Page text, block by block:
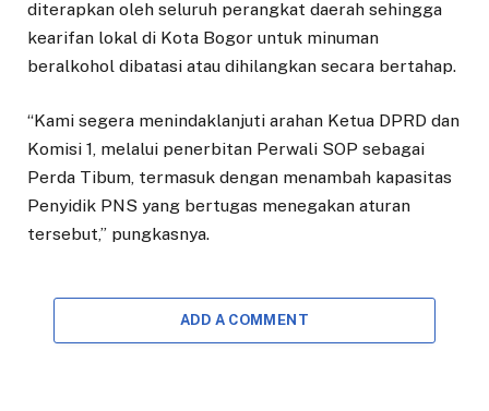
diterapkan oleh seluruh perangkat daerah sehingga
kearifan lokal di Kota Bogor untuk minuman
beralkohol dibatasi atau dihilangkan secara bertahap.
“Kami segera menindaklanjuti arahan Ketua DPRD dan
Komisi 1, melalui penerbitan Perwali SOP sebagai
Perda Tibum, termasuk dengan menambah kapasitas
Penyidik PNS yang bertugas menegakan aturan
tersebut,” pungkasnya.
ADD A COMMENT